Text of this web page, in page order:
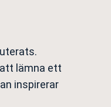
lämna ett
inspirerar